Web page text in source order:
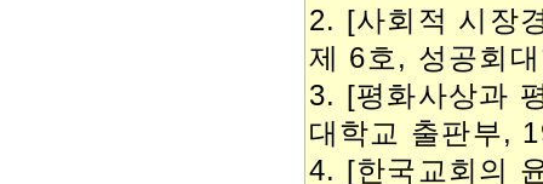
2. [사회적 시장
제 6호, 성공회
3. [평화사상과
대학교 출판부,
4. [한국교회의